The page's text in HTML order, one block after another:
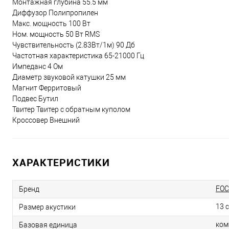
Монтажная глубина 55.5 мм
Диффузор Полипропилен
Макс. мощность 100 Вт
Ном. мощность 50 Вт RMS
Чувствительность (2.83Вт/1м) 90 Дб
Частотная характеристика 65-21000 Гц
Импеданс 4 Ом
Диаметр звуковой катушки 25 мм
Магнит Ферритовый
Подвес Бутил
Твитер Твитер с обратным куполом
Кроссовер Внешний
ХАРАКТЕРИСТИКИ
Бренд
Размер акустики 13
Базовая единица